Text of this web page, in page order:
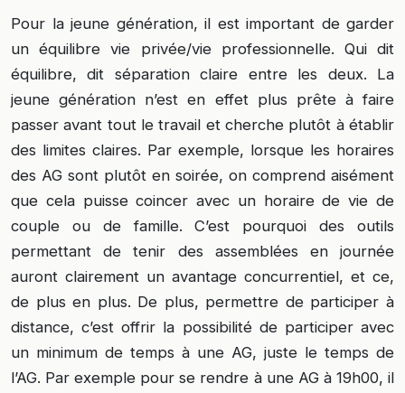
Pour la jeune génération, il est important de garder
un équilibre vie privée/vie professionnelle. Qui dit
équilibre, dit séparation claire entre les deux. La
jeune génération n’est en effet plus prête à faire
passer avant tout le travail et cherche plutôt à établir
des limites claires. Par exemple, lorsque les horaires
des AG sont plutôt en soirée, on comprend aisément
que cela puisse coincer avec un horaire de vie de
couple ou de famille. C’est pourquoi des outils
permettant de tenir des assemblées en journée
auront clairement un avantage concurrentiel, et ce,
de plus en plus. De plus, permettre de participer à
distance, c’est offrir la possibilité de participer avec
un minimum de temps à une AG, juste le temps de
l’AG. Par exemple pour se rendre à une AG à 19h00, il